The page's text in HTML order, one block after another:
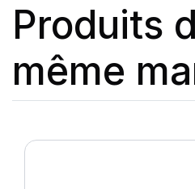
Produits
même